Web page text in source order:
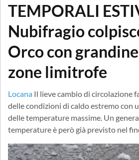
TEMPORALI
Nubifragio
Orco con
zone limitrofe
Locana Il lieve cambio di circolazione
delle condizioni di caldo estremo con
delle temperature massime. Un
temperature è però già previsto nel